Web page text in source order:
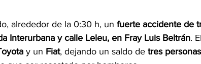
alrededor de la 0:30 h, un fuerte accidente de
Interurbana y calle Leleu, en Fray Luis Beltrán.
y un Fiat, dejando un saldo de tres